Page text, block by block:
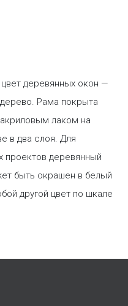
деревянных окон —
Рама покрыта
лаком на
в два слоя. Для
проектов деревянный
быть окрашен в белый
другой цвет по шкале